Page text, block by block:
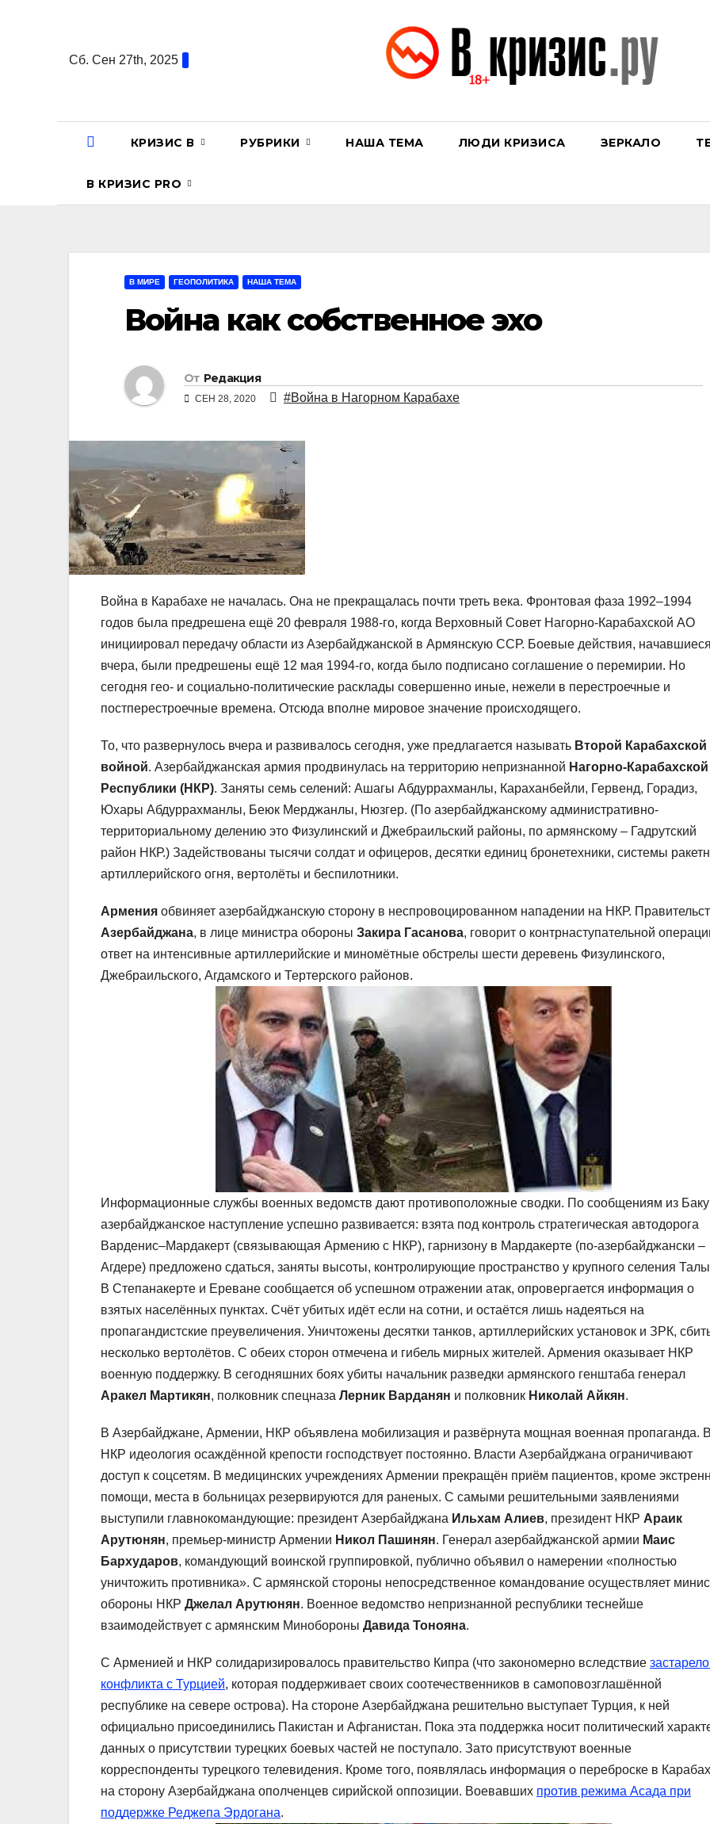
содержаниюСб. Сен 27th, 2025
КРИЗИС В РУБРИКИ НАША ТЕМА ЛЮДИ КРИЗИСА ЗЕРКАЛО
В КРИЗИС PRO
В МИРЕ ГЕОПОЛИТИКА НАША ТЕМА
Война как собственное эхо
От Редакция
СЕН 28, 2020 #Война в Нагорном Карабахе
Война в Карабахе не началась. Она не прекращалась почти треть века. Фронтовая фаза 1992–1994
годов была предрешена ещё 20 февраля 1988-го, когда Верховный Совет Нагорно-Карабахской АО
инициировал передачу области из Азербайджанской в Армянскую ССР. Боевые действия,
вчера, были предрешены ещё 12 мая 1994-го, когда было подписано соглашение о перемирии. Но
сегодня гео- и социально-политические расклады совершенно иные, нежели в перестроечные и
постперестроечные времена. Отсюда вполне мировое значение происходящего.
То, что развернулось вчера и развивалось сегодня, уже предлагается называть Второй Карабахской
войной. Азербайджанская армия продвинулась на территорию непризнанной Нагорно-Карабахской
Республики (НКР). Заняты семь селений: Ашагы Абдуррахманлы, Караханбейли, Гервенд, Горадиз,
Юхары Абдуррахманлы, Беюк Мерджанлы, Нюзгер. (По азербайджанскому административно-
территориальному делению это Физулинский и Джебраильский районы, по армянскому – Гадрутский
район НКР.) Задействованы тысячи солдат и офицеров, десятки единиц бронетехники, системы
артиллерийского огня, вертолёты и беспилотники.
Армения обвиняет азербайджанскую сторону в неспровоцированном нападении на НКР.
Азербайджана, в лице министра обороны Закира Гасанова, говорит о контрнаступательной
ответ на интенсивные артиллерийские и миномётные обстрелы шести деревень Физулинского,
Джебраильского, Агдамского и Тертерского районов.
Информационные службы военных ведомств дают противоположные сводки. По сообщениям из Баку
азербайджанское наступление успешно развивается: взята под контроль стратегическая автодорога
Варденис–Мардакерт (связывающая Армению с НКР), гарнизону в Мардакерте (по-азербайджански –
Агдере) предложено сдаться, заняты высоты, контролирующие пространство у крупного селения
В Степанакерте и Ереване сообщается об успешном отражении атак, опровергается информация о
взятых населённых пунктах. Счёт убитых идёт если на сотни, и остаётся лишь надеяться на
пропагандистские преувеличения. Уничтожены десятки танков, артиллерийских установок и ЗРК,
несколько вертолётов. С обеих сторон отмечена и гибель мирных жителей. Армения оказывает НКР
военную поддержку. В сегодняшних боях убиты начальник разведки армянского генштаба генерал
Аракел Мартикян, полковник спецназа Лерник Варданян и полковник Николай Айкян.
В Азербайджане, Армении, НКР объявлена мобилизация и развёрнута мощная военная пропаганда.
НКР идеология осаждённой крепости господствует постоянно. Власти Азербайджана ограничивают
доступ к соцсетям. В медицинских учреждениях Армении прекращён приём пациентов, кроме
помощи, места в больницах резервируются для раненых. С самыми решительными заявлениями
выступили главнокомандующие: президент Азербайджана Ильхам Алиев, президент НКР Араик
Арутюнян, премьер-министр Армении Никол Пашинян. Генерал азербайджанской армии Маис
Бархударов, командующий воинской группировкой, публично объявил о намерении «полностью
уничтожить противника». С армянской стороны непосредственное командование осуществляет
обороны НКР Джелал Арутюнян. Военное ведомство непризнанной республики теснейше
взаимодействует с армянским Минобороны Давида Тонояна.
С Арменией и НКР солидаризировалось правительство Кипра (что закономерно вследствие
конфликта с Турцией, которая поддерживает своих соотечественников в самоповозглашённой
республике на севере острова). На стороне Азербайджана решительно выступает Турция, к ней
официально присоединились Пакистан и Афганистан. Пока эта поддержка носит политический
данных о присутствии турецких боевых частей не поступало. Зато присутствуют военные
корреспонденты турецкого телевидения. Кроме того, появлялась информация о переброске в Карабах
на сторону Азербайджана ополченцев сирийской оппозиции. Воевавших против режима Асада при
поддержке Реджепа Эрдогана.